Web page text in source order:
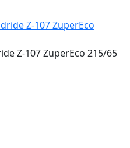
Z-107 ZuperEco 215/65